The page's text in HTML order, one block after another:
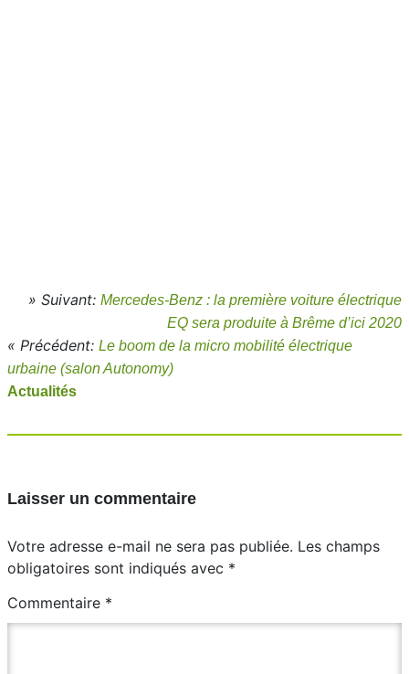
» Suivant: Mercedes-Benz : la première voiture électrique
EQ sera produite à Brême d’ici 2020
« Précédent: Le boom de la micro mobilité électrique
urbaine (salon Autonomy)
Actualités
Laisser un commentaire
Votre adresse e-mail ne sera pas publiée. Les champs
obligatoires sont indiqués avec *
Commentaire *